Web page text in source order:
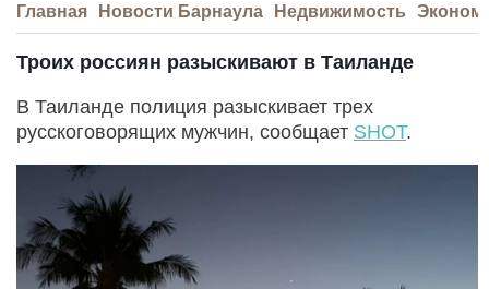
Главная Новости Барнаула Недвижимость
Троих россиян разыскивают в Таиланде
В Таиланде полиция разыскивает трех
русскоговорящих мужчин, сообщает SHOT.